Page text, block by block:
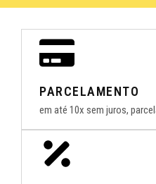
PARCELAMENTO
em até 10x sem juros,